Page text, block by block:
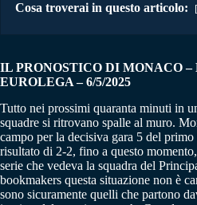
Cosa troverai in questo articolo:
IL PRONOSTICO DI MONACO
EUROLEGA – 6/5/2025
Tutto nei prossimi quaranta minuti in
squadre si ritrovano spalle al muro.
campo per la decisiva gara 5 del
risultato di 2-2, fino a questo
serie che vedeva la squadra del
bookmakers questa situazione non è
sono sicuramente quelli che partono